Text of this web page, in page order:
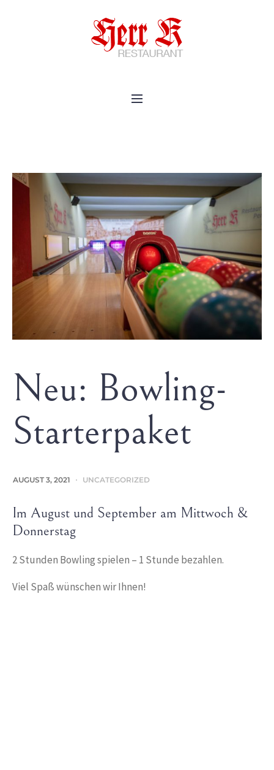
Neu: Bowling-
Starterpaket
AUGUST 3, 2021 UNCATEGORIZED
Im August und September am Mittwoch &
Donnerstag
2 Stunden Bowling spielen – 1 Stunde bezahlen.
Viel Spaß wünschen wir Ihnen!